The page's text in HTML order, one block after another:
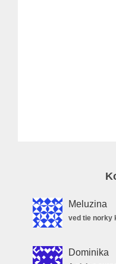
Meluzina
ved tie norky
Dominika